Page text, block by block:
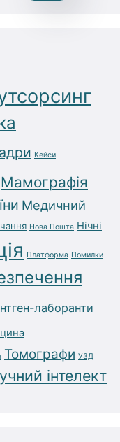
Кейси
Мамографія
Медичний
Нова Пошта Нічні
Платформа Помилки
лаборанти
Томографи УЗД
інтелект